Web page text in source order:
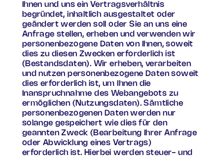
Ihnen und uns ein Vertragsverhältnis
begründet, inhaltlich ausgestaltet oder
geändert werden soll oder Sie an uns eine
Anfrage stellen, erheben und verwenden wir
personenbezogene Daten von Ihnen, soweit
dies zu diesen Zwecken erforderlich ist
(Bestandsdaten). Wir erheben, verarbeiten
und nutzen personenbezogene Daten soweit
dies erforderlich ist, um Ihnen die
Inanspruchnahme des Webangebots zu
ermöglichen (Nutzungsdaten). Sämtliche
personenbezogenen Daten werden nur
solange gespeichert wie dies für den
geannten Zweck (Bearbeitung Ihrer Anfrage
oder Abwicklung eines Vertrags)
erforderlich ist. Hierbei werden steuer- und